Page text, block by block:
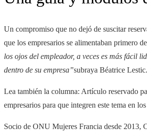
Un compromiso que no dejó de suscitar
que los empresarios se alimentaban primero
los ojos del empleador, a veces es más fácil
dentro de su empresa”subraya Béatrice Lestic.
Lea también la columna: Artículo reservado
empresarios para que integren este tema en
Socio de ONU Mujeres Francia desde 2013,